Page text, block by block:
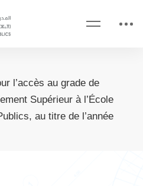
l’accès au grade de
Supérieur à l’École
au titre de l’année